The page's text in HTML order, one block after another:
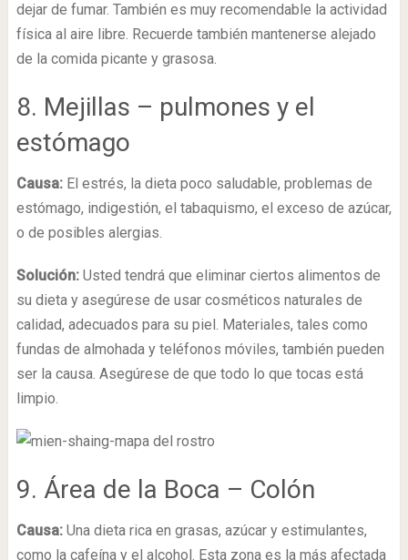
dejar de fumar. También es muy recomendable la actividad
física al aire libre. Recuerde también mantenerse alejado
de la comida picante y grasosa.
8. Mejillas – pulmones y el
estómago
Causa:El estrés, la dieta poco saludable, problemas de
estómago, indigestión, el tabaquismo, el exceso de azúcar,
o de posibles alergias.
Solución:Usted tendrá que eliminar ciertos alimentos de
su dieta y asegúrese de usar cosméticos naturales de
calidad, adecuados para su piel. Materiales, tales como
fundas de almohada y teléfonos móviles, también pueden
ser la causa. Asegúrese de que todo lo que tocas está
limpio.
9. Área de la Boca – Colón
Causa:Una dieta rica en grasas, azúcar y estimulantes,
como la cafeína y el alcohol. Esta zona es la más afectada